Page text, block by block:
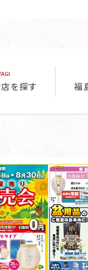
を探す 福
神棚・神宮
全てに神が宿る、、
壇
豊富な品揃え
想いつながる、
お位牌
神棚・神宮
全てに神が宿る、、
壇